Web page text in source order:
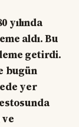
yılında
aldı. Bu
getirdi.
bugün
yer